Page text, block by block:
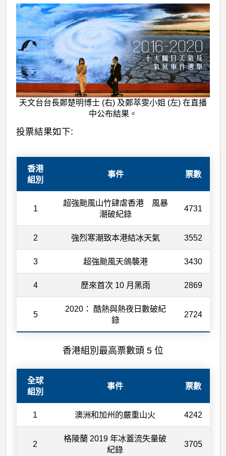
天文台台長鄭楚明博士 (右) 及鄭萃雯小姐 (左) 在直播
中公布結果。
投票結果如下:
香港
組別
事件 票數
1
超強颱風山竹肆虐香港 風暴
潮破紀錄
4731
2 強烈寒潮致本港結冰天氣 3552
3 超強颱風天鴿襲港 3430
4 歷來首次 10 月黑雨 2869
5
2020： 酷熱與熱夜日數破紀
錄
2724
香港組別最高票數頭 5 位
全球
組別
事件 票數
1 澳洲和加州的嚴重山火 4242
2
格陵蘭 2019 年冰蓋流失量破
紀錄
3705